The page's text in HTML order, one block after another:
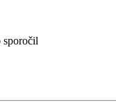
sporočil